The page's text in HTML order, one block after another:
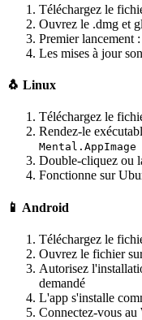
Téléchargez le
Ouvrez le .dmg et
Premier
Les mises à jour
🐧 Linux
Téléchargez le
Rendez-le
Mental.AppImage
Double-cliquez ou
Fonctionne sur
📱 Android
Téléchargez le
Ouvrez le fichier
Autorisez
demandé
L'app s'installe
Connectez-vous